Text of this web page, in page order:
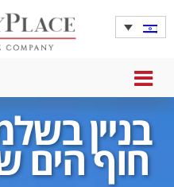
MENU
בניין
חוף הים